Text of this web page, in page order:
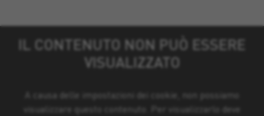
IL CONTENUTO NON PUÒ ESSERE
VISUALIZZATO
A causa delle impostazioni dei cookie, non possiamo
visualizzare questo contenuto. Per visualizzarlo deve